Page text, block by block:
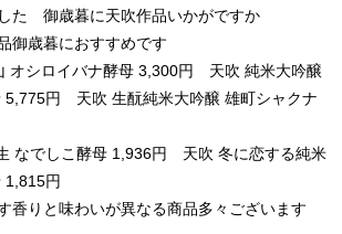
た 御歳暮に天吹作品いかがですか
御歳暮におすすめです
オシロイバナ酵母 3,300円 天吹 純米大吟醸
5,775円 天吹 生酛純米大吟醸 雄町シャクナ
なでしこ酵母 1,936円 天吹 冬に恋する純米
1,815円
香りと味わいが異なる商品多々ございます